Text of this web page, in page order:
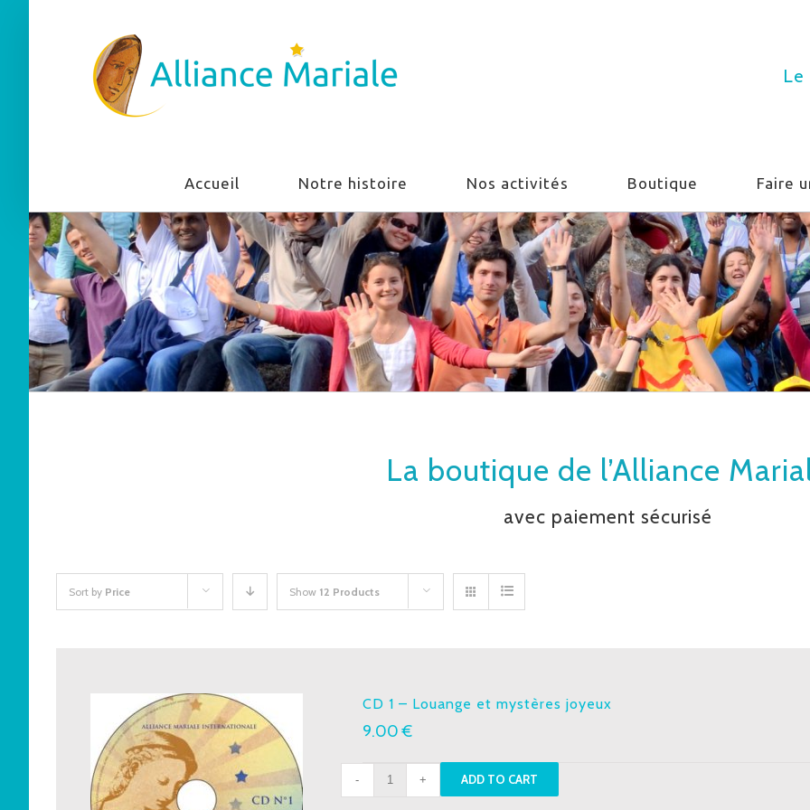
Le
Accueil Notre histoire Nos activités Boutique Faire
La boutique de l’Alliance
avec paiement sécurisé
Sort by Price Show 12 Products
CD 1 – Louange et mystères joyeux
9.00€
CD
1
ADD TO CART